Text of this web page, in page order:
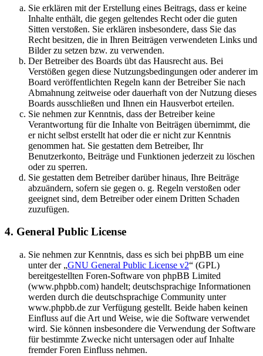
Sie erklären mit der Erstellung eines Beitrags, dass er keine
Inhalte enthält, die gegen geltendes Recht oder die guten
Sitten verstoßen. Sie erklären insbesondere, dass Sie das
Recht besitzen, die in Ihren Beiträgen verwendeten Links und
Bilder zu setzen bzw. zu verwenden.
Der Betreiber des Boards übt das Hausrecht aus. Bei
Verstößen gegen diese Nutzungsbedingungen oder anderer im
Board veröffentlichten Regeln kann der Betreiber Sie nach
Abmahnung zeitweise oder dauerhaft von der Nutzung dieses
Boards ausschließen und Ihnen ein Hausverbot erteilen.
Sie nehmen zur Kenntnis, dass der Betreiber keine
Verantwortung für die Inhalte von Beiträgen übernimmt, die
er nicht selbst erstellt hat oder die er nicht zur Kenntnis
genommen hat. Sie gestatten dem Betreiber, Ihr
Benutzerkonto, Beiträge und Funktionen jederzeit zu löschen
oder zu sperren.
Sie gestatten dem Betreiber darüber hinaus, Ihre Beiträge
abzuändern, sofern sie gegen o. g. Regeln verstoßen oder
geeignet sind, dem Betreiber oder einem Dritten Schaden
zuzufügen.
4. General Public License
Sie nehmen zur Kenntnis, dass es sich bei phpBB um eine
unter der „GNU General Public License v2“ (GPL)
bereitgestellten Foren-Software von phpBB Limited
(www.phpbb.com) handelt; deutschsprachige Informationen
werden durch die deutschsprachige Community unter
www.phpbb.de zur Verfügung gestellt. Beide haben keinen
Einfluss auf die Art und Weise, wie die Software verwendet
wird. Sie können insbesondere die Verwendung der Software
für bestimmte Zwecke nicht untersagen oder auf Inhalte
fremder Foren Einfluss nehmen.